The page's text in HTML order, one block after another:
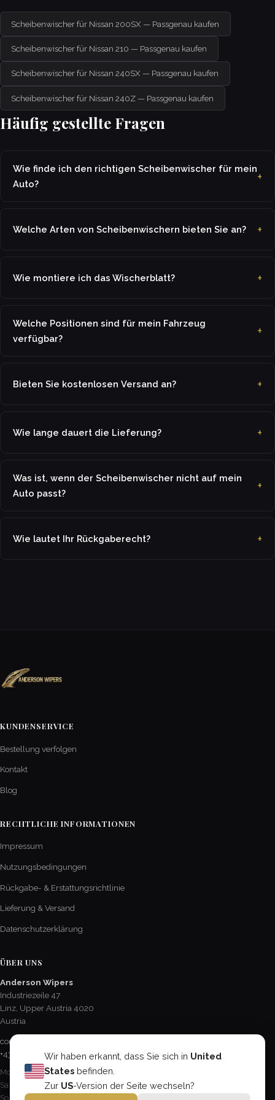
Wir haben erkannt, dass Sie sich in United
States befinden.
Zur US-Version der Seite wechseln?
Scheibenwischer für Nissan 200SX — Passgenau kaufen
Scheibenwischer für Nissan 210 — Passgenau kaufen
Scheibenwischer für Nissan 240SX — Passgenau kaufen
Scheibenwischer für Nissan 240Z — Passgenau kaufen
Häufig gestellte Fragen
Wie finde ich den richtigen Scheibenwischer für mein
Auto?
Welche Arten von Scheibenwischern bieten Sie an?
Wie montiere ich das Wischerblatt?
Welche Positionen sind für mein Fahrzeug
verfügbar?
Bieten Sie kostenlosen Versand an?
Wie lange dauert die Lieferung?
Was ist, wenn der Scheibenwischer nicht auf mein
Auto passt?
Wie lautet Ihr Rückgaberecht?
KUNDENSERVICE
Bestellung verfolgen
Kontakt
Blog
RECHTLICHE INFORMATIONEN
Impressum
Nutzungsbedingungen
Rückgabe- & Erstattungsrichtlinie
Lieferung & Versand
Datenschutzerklärung
ÜBER UNS
Anderson Wipers
Industriezeile 47
Linz, Upper Austria 4020
Austria
contact@AndersonChevroletCA.com
+43 732 784 561
Mo - Fr / 8:15 - 17:00 Uhr
Sa / 8:30 - 12:30 Uhr
So & Feiertage / Geschlossen